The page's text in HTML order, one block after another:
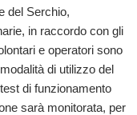
del Serchio,
in raccordo con gli
e operatori sono
di utilizzo del
di funzionamento
sarà monitorata, per